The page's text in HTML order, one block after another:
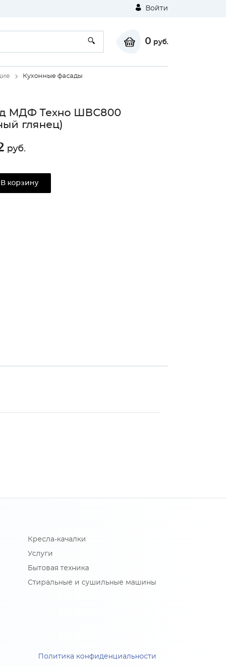
Войти
0 руб.
Кухонные фасады
МДФ Техно ШВС800
глянец)
руб.
В корзину
Кресла-качалки
Услуги
Бытовая техника
Стиральные и сушильные машины
Политика конфиденциальности